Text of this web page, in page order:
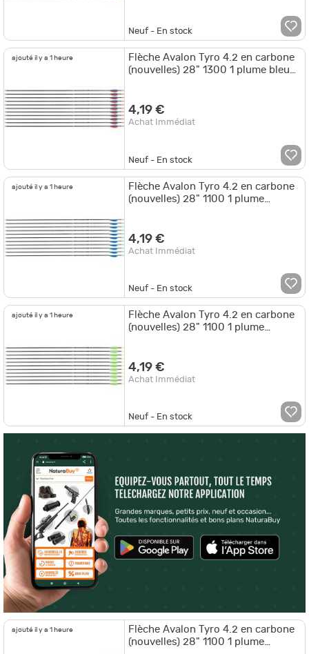
Neuf - En stock
ajouté il y a 1 heure
Flèche Avalon Tyro 4.2 en carbone
(nouvelles) 28" 1300 1 plume bleue
4,19 €
Achat Immédiat
Neuf - En stock
ajouté il y a 1 heure
Flèche Avalon Tyro 4.2 en carbone
(nouvelles) 28" 1100 1 plume
4,19 €
Achat Immédiat
Neuf - En stock
ajouté il y a 1 heure
Flèche Avalon Tyro 4.2 en carbone
(nouvelles) 28" 1100 1 plume
4,19 €
Achat Immédiat
Neuf - En stock
ajouté il y a 1 heure
Flèche Avalon Tyro 4.2 en carbone
(nouvelles) 28" 1100 1 plume